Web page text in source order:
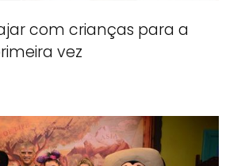
com crianças para a
vez